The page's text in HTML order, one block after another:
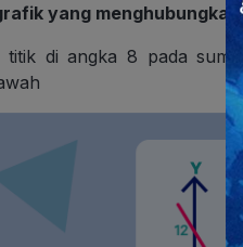
yang menghubungkan
titik di angka 8 pada